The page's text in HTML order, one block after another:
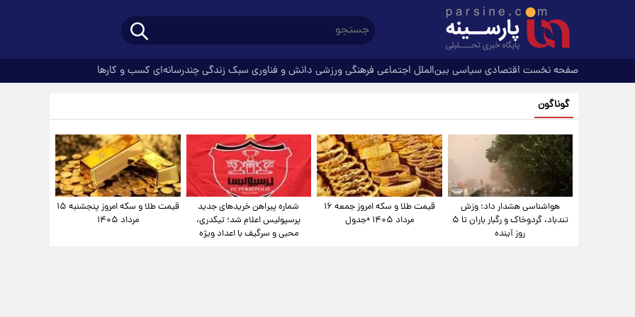
صفحه نخست اقتصادی سیاسی بین‌الملل اجتماعی فرهنگیورزشی دانش و فناوری سبک زندگیچندرسانه‌ای کسب و کارها
گوناگون
هواشناسی هشدار داد: وزش
تندباد، گردوخاک و رگبار باران تا ۵
روز آینده
قیمت طلا و سکه امروز جمعه ۱۶
مرداد ۱۴۰۵ +جدول
شماره پیراهن خریدهای جدید
پرسپولیس اعلام شد؛ تیکدری،
محبی و سرگیف با اعداد ویژه
قیمت طلا و سکه امروز پنجشنبه ۱۵
مرداد ۱۴۰۵